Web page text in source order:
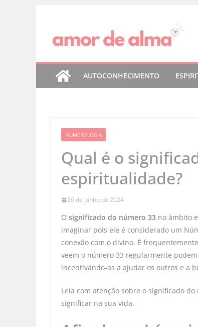
AUTOCONHECIMENTO
NUMEROLOGIA
Qual é o
espiritualidade?
26 de junho de 2024
O significado do número 33 no âmbito
imaginar pois ele é considerado um
conexão com o divino. É
veem o número 33 regularmente
incentivando-as a ajudar os outros e a
Leia com atenção sobre o significado
significar na sua vida.